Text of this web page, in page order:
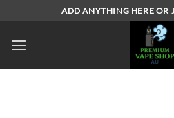
content
ADD ANYTHING HERE OR